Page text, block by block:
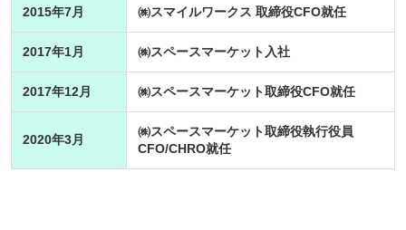
2015年7月 ㈱スマイルワークス 取締役CFO就任
2017年1月 ㈱スペースマーケット入社
2017年12月 ㈱スペースマーケット取締役CFO就任
2020年3月
㈱スペースマーケット取締役執行役員
CFO/CHRO就任